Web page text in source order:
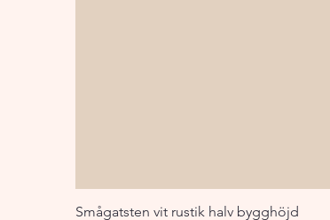
Smågatsten vit rustik halv bygghöjd